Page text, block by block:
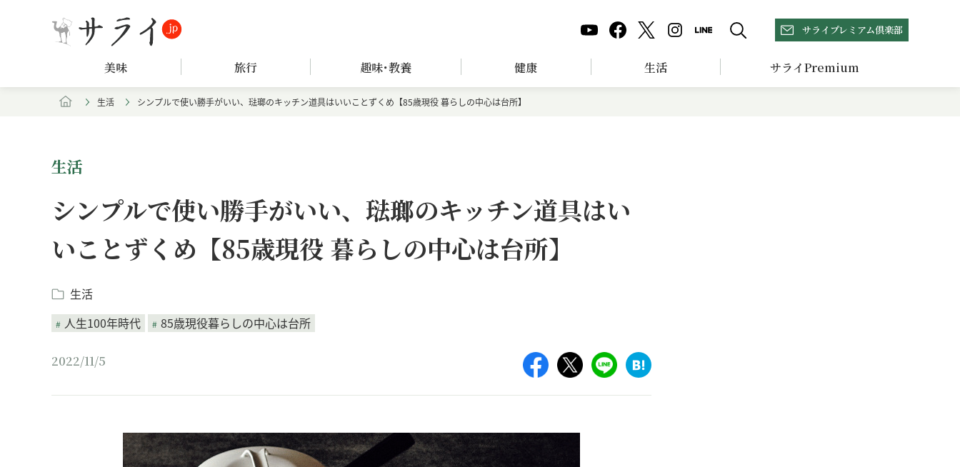
サライプレミアム倶楽部
美味 旅行 趣味･教養 健康 生活 サライPremium
生活 シンプルで使い勝手がいい、琺瑯のキッチン道具はいいことずくめ【85歳現役 暮らしの中心は台所】
生活
シンプルで使い勝手がいい、琺瑯のキッチン道具はい
いことずくめ【85歳現役 暮らしの中心は台所】
生活
人生100年時代
85歳現役暮らしの中心は台所
2022/11/5